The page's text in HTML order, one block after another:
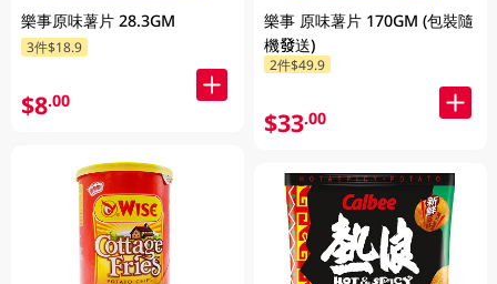
樂事原味薯片 28.3GM
3件$18.9
$8.00
樂事 原味薯片 170GM (包裝隨
機發送)
2件$49.9
$33.00